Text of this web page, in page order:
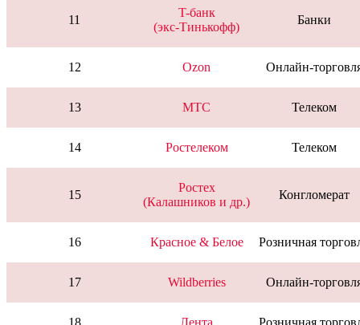
11
T-банк
(экс-Тинькофф)
Банки
12 Ozon Онлайн-
13 МТС Телеком
14 Ростелеком Телеком
15
Ростех
(Калашников и др.)
Конгломерат
16 Красное & Белое Розничная
17 Wildberries Онлайн-
18 Лента Розничная